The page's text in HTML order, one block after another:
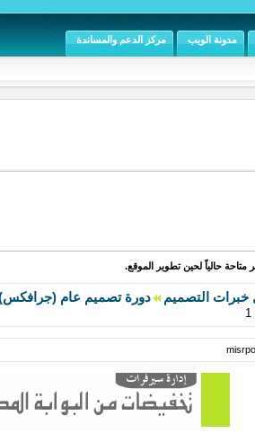
مدونة الويب مركز الدعم والمساندة
متاحة حالياً لحين تطوير الموقع.
خبرات التصميم دورة تصميم عام